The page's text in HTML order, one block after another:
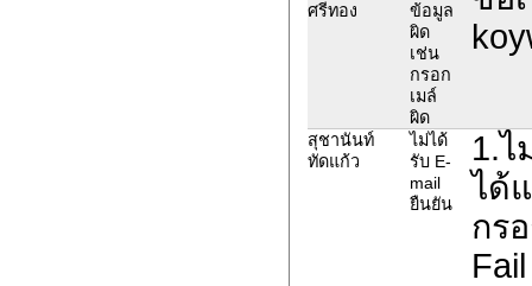
ศรีทอง
ข้อมูล
ผิด
เช่น
กรอก
เมล์
ผิด
สุชานันท์
ทัดแก้ว
ไม่ได้
รับ E-
mail
ยืนยัน
1.ไ
ได้
กร
Fail